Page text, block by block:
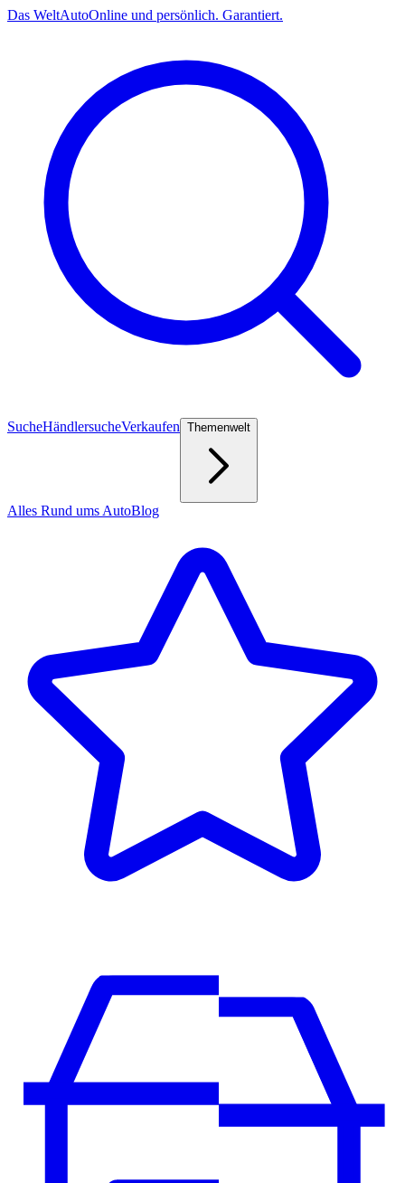
Das WeltAutoOnline und persönlich. Garantiert.
SucheHändlersucheVerkaufen Themenwelt
Alles Rund ums AutoBlog